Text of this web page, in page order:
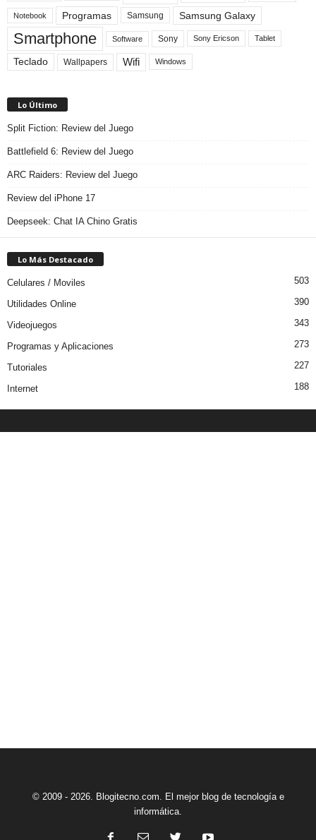
Notebook Programas Samsung Samsung Galaxy
Smartphone Software Sony Sony Ericson Tablet
Teclado Wallpapers Wifi Windows
Lo Último
Split Fiction: Review del Juego
Battlefield 6: Review del Juego
ARC Raiders: Review del Juego
Review del iPhone 17
Deepseek: Chat IA Chino Gratis
Lo Más Destacado
Celulares / Moviles 503
Utilidades Online 390
Videojuegos 343
Programas y Aplicaciones 273
Tutoriales 227
Internet 188
© 2009 - 2026. Blogitecno.com. El mejor blog de tecnología e
informática.